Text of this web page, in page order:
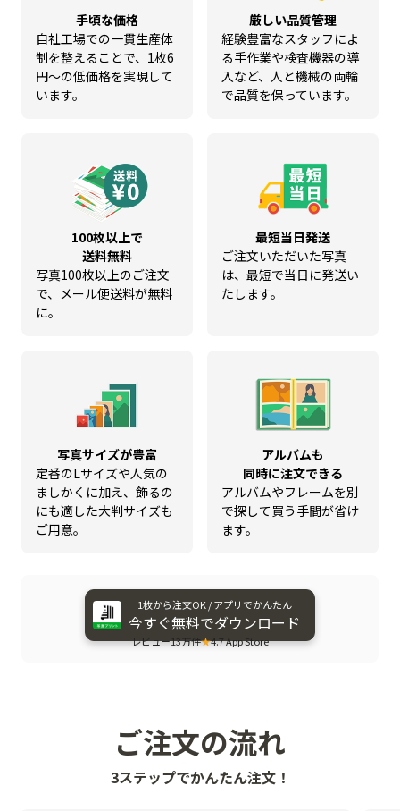
手頃な価格
自社工場での一貫生産体
制を整えることで、1枚6
円～の低価格を実現して
います。
厳しい品質管理
経験豊富なスタッフによ
る手作業や検査機器の導
入など、人と機械の両輪
で品質を保っています。
100枚以上で
送料無料
写真100枚以上のご注文
で、メール便送料が無料
に。
最短当日発送
ご注文いただいた写真
は、最短で当日に発送い
たします。
写真サイズが豊富
定番のLサイズや人気の
ましかくに加え、飾るの
にも適した大判サイズも
ご用意。
アルバムも
同時に注文できる
アルバムやフレームを別
で探して買う手間が省け
ます。
1枚から​注文OK / アプリで​かんたん
今すぐ​無料で​ダウンロード
レビュー13万件★4.7 App Store
ご注文の流れ
3ステップでかんたん注文！